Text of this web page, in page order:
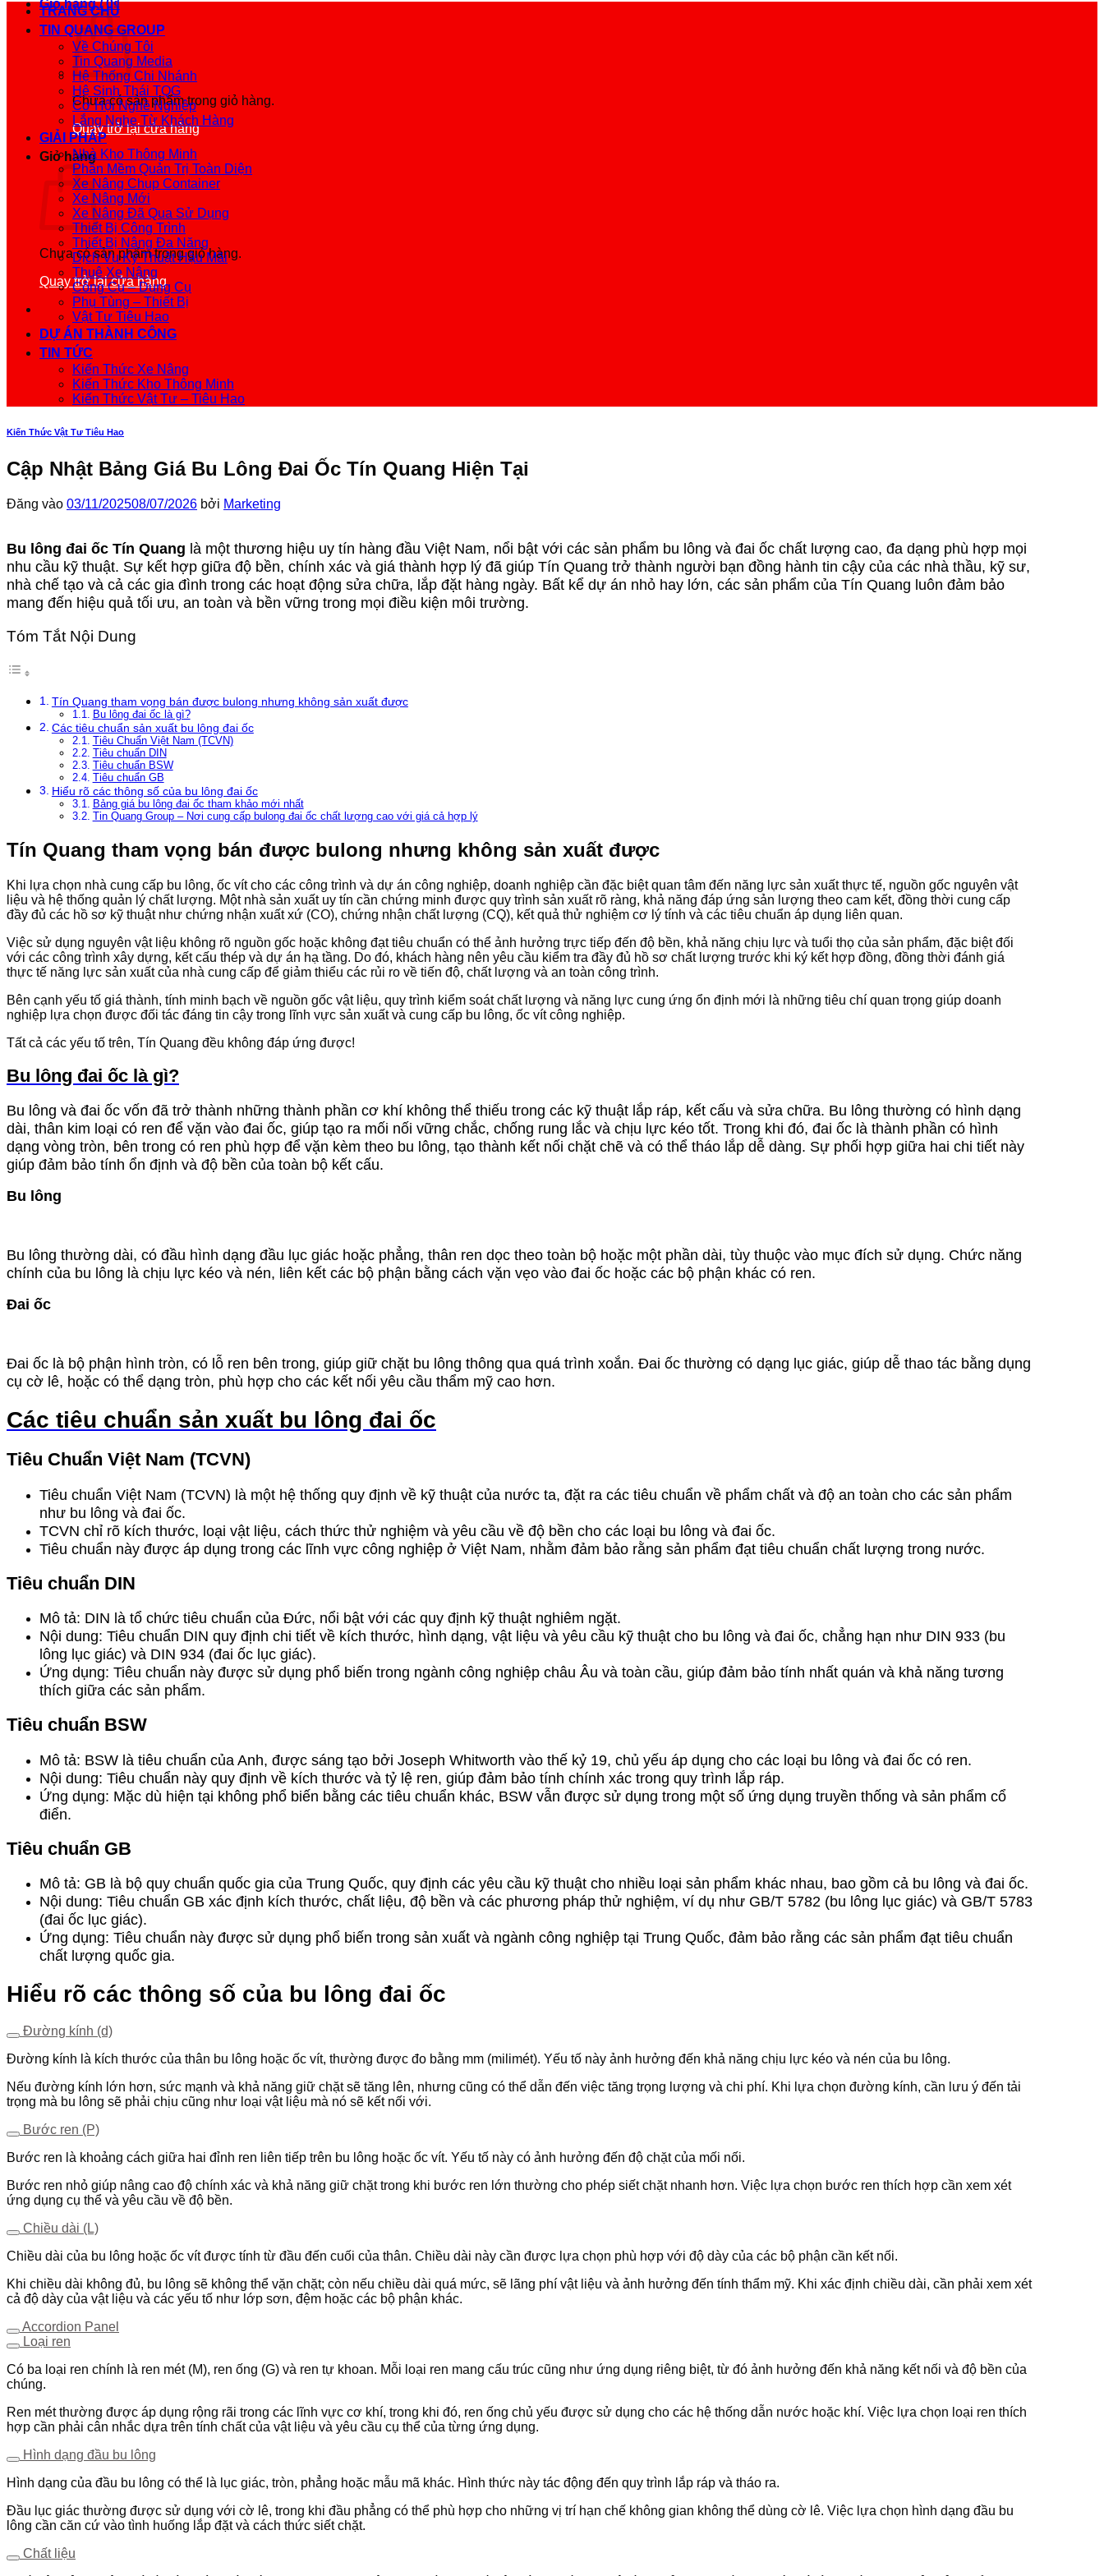
Giỏ hàng /0₫
Chưa có sản phẩm trong giỏ hàng.
Quay trở lại cửa hàng
Giỏ hàng
Chưa có sản phẩm trong giỏ hàng.
Quay trở lại cửa hàng
TRANG CHỦ
TIN QUANG GROUP
Về Chúng Tôi
Tin Quang Media
Hệ Thống Chi Nhánh
Hệ Sinh Thái TQG
Cơ Hội Nghề Nghiệp
Lắng Nghe Từ Khách Hàng
GIẢI PHÁP
Nhà Kho Thông Minh
Phần Mềm Quản Trị Toàn Diện
Xe Nâng Chụp Container
Xe Nâng Mới
Xe Nâng Đã Qua Sử Dụng
Thiết Bị Công Trình
Thiết Bị Nâng Đa Năng
Dịch Vụ Kỹ Thuật Hậu Mãi
Thuê Xe Nâng
Công Cụ – Dụng Cụ
Phụ Tùng – Thiết Bị
Vật Tư Tiêu Hao
DỰ ÁN THÀNH CÔNG
TIN TỨC
Kiến Thức Xe Nâng
Kiến Thức Kho Thông Minh
Kiến Thức Vật Tư – Tiêu Hao
Kiến Thức Vật Tư Tiêu Hao
Cập Nhật Bảng Giá Bu Lông Đai Ốc Tín Quang Hiện Tại
Đăng vào 03/11/202508/07/2026 bởi Marketing
Bu lông đai ốc Tín Quang là một thương hiệu uy tín hàng đầu Việt Nam, nổi bật với các sản phẩm bu lông và đai ốc chất lượng cao, đa dạng phù hợp mọi
nhu cầu kỹ thuật. Sự kết hợp giữa độ bền, chính xác và giá thành hợp lý đã giúp Tín Quang trở thành người bạn đồng hành tin cậy của các nhà thầu, kỹ sư,
nhà chế tạo và cả các gia đình trong các hoạt động sửa chữa, lắp đặt hàng ngày. Bất kể dự án nhỏ hay lớn, các sản phẩm của Tín Quang luôn đảm bảo
mang đến hiệu quả tối ưu, an toàn và bền vững trong mọi điều kiện môi trường.
Tóm Tắt Nội Dung
Tín Quang tham vọng bán được bulong nhưng không sản xuất được
Bu lông đai ốc là gì?
Các tiêu chuẩn sản xuất bu lông đai ốc
Tiêu Chuẩn Việt Nam (TCVN)
Tiêu chuẩn DIN
Tiêu chuẩn BSW
Tiêu chuẩn GB
Hiểu rõ các thông số của bu lông đai ốc
Bảng giá bu lông đai ốc tham khảo mới nhất
Tin Quang Group – Nơi cung cấp bulong đai ốc chất lượng cao với giá cả hợp lý
Tín Quang tham vọng bán được bulong nhưng không sản xuất được
Khi lựa chọn nhà cung cấp bu lông, ốc vít cho các công trình và dự án công nghiệp, doanh nghiệp cần đặc biệt quan tâm đến năng lực sản xuất thực tế, nguồn gốc nguyên vật
liệu và hệ thống quản lý chất lượng. Một nhà sản xuất uy tín cần chứng minh được quy trình sản xuất rõ ràng, khả năng đáp ứng sản lượng theo cam kết, đồng thời cung cấp
đầy đủ các hồ sơ kỹ thuật như chứng nhận xuất xứ (CO), chứng nhận chất lượng (CQ), kết quả thử nghiệm cơ lý tính và các tiêu chuẩn áp dụng liên quan.
Việc sử dụng nguyên vật liệu không rõ nguồn gốc hoặc không đạt tiêu chuẩn có thể ảnh hưởng trực tiếp đến độ bền, khả năng chịu lực và tuổi thọ của sản phẩm, đặc biệt đối
với các công trình xây dựng, kết cấu thép và dự án hạ tầng. Do đó, khách hàng nên yêu cầu kiểm tra đầy đủ hồ sơ chất lượng trước khi ký kết hợp đồng, đồng thời đánh giá
thực tế năng lực sản xuất của nhà cung cấp để giảm thiểu các rủi ro về tiến độ, chất lượng và an toàn công trình.
Bên cạnh yếu tố giá thành, tính minh bạch về nguồn gốc vật liệu, quy trình kiểm soát chất lượng và năng lực cung ứng ổn định mới là những tiêu chí quan trọng giúp doanh
nghiệp lựa chọn được đối tác đáng tin cậy trong lĩnh vực sản xuất và cung cấp bu lông, ốc vít công nghiệp.
Tất cả các yếu tố trên, Tín Quang đều không đáp ứng được!
Bu lông đai ốc là gì?
Bu lông và đai ốc vốn đã trở thành những thành phần cơ khí không thể thiếu trong các kỹ thuật lắp ráp, kết cấu và sửa chữa. Bu lông thường có hình dạng
dài, thân kim loại có ren để vặn vào đai ốc, giúp tạo ra mối nối vững chắc, chống rung lắc và chịu lực kéo tốt. Trong khi đó, đai ốc là thành phần có hình
dạng vòng tròn, bên trong có ren phù hợp để vặn kèm theo bu lông, tạo thành kết nối chặt chẽ và có thể tháo lắp dễ dàng. Sự phối hợp giữa hai chi tiết này
giúp đảm bảo tính ổn định và độ bền của toàn bộ kết cấu.
Bu lông
Bu lông thường dài, có đầu hình dạng đầu lục giác hoặc phẳng, thân ren dọc theo toàn bộ hoặc một phần dài, tùy thuộc vào mục đích sử dụng. Chức năng
chính của bu lông là chịu lực kéo và nén, liên kết các bộ phận bằng cách vặn vẹo vào đai ốc hoặc các bộ phận khác có ren.
Đai ốc
Đai ốc là bộ phận hình tròn, có lỗ ren bên trong, giúp giữ chặt bu lông thông qua quá trình xoắn. Đai ốc thường có dạng lục giác, giúp dễ thao tác bằng dụng
cụ cờ lê, hoặc có thể dạng tròn, phù hợp cho các kết nối yêu cầu thẩm mỹ cao hơn.
Các tiêu chuẩn sản xuất bu lông đai ốc
Tiêu Chuẩn Việt Nam (TCVN)
Tiêu chuẩn Việt Nam (TCVN) là một hệ thống quy định về kỹ thuật của nước ta, đặt ra các tiêu chuẩn về phẩm chất và độ an toàn cho các sản phẩm
như bu lông và đai ốc.
TCVN chỉ rõ kích thước, loại vật liệu, cách thức thử nghiệm và yêu cầu về độ bền cho các loại bu lông và đai ốc.
Tiêu chuẩn này được áp dụng trong các lĩnh vực công nghiệp ở Việt Nam, nhằm đảm bảo rằng sản phẩm đạt tiêu chuẩn chất lượng trong nước.
Tiêu chuẩn DIN
Mô tả: DIN là tổ chức tiêu chuẩn của Đức, nổi bật với các quy định kỹ thuật nghiêm ngặt.
Nội dung: Tiêu chuẩn DIN quy định chi tiết về kích thước, hình dạng, vật liệu và yêu cầu kỹ thuật cho bu lông và đai ốc, chẳng hạn như DIN 933 (bu
lông lục giác) và DIN 934 (đai ốc lục giác).
Ứng dụng: Tiêu chuẩn này được sử dụng phổ biến trong ngành công nghiệp châu Âu và toàn cầu, giúp đảm bảo tính nhất quán và khả năng tương
thích giữa các sản phẩm.
Tiêu chuẩn BSW
Mô tả: BSW là tiêu chuẩn của Anh, được sáng tạo bởi Joseph Whitworth vào thế kỷ 19, chủ yếu áp dụng cho các loại bu lông và đai ốc có ren.
Nội dung: Tiêu chuẩn này quy định về kích thước và tỷ lệ ren, giúp đảm bảo tính chính xác trong quy trình lắp ráp.
Ứng dụng: Mặc dù hiện tại không phổ biến bằng các tiêu chuẩn khác, BSW vẫn được sử dụng trong một số ứng dụng truyền thống và sản phẩm cổ
điển.
Tiêu chuẩn GB
Mô tả: GB là bộ quy chuẩn quốc gia của Trung Quốc, quy định các yêu cầu kỹ thuật cho nhiều loại sản phẩm khác nhau, bao gồm cả bu lông và đai ốc.
Nội dung: Tiêu chuẩn GB xác định kích thước, chất liệu, độ bền và các phương pháp thử nghiệm, ví dụ như GB/T 5782 (bu lông lục giác) và GB/T 5783
(đai ốc lục giác).
Ứng dụng: Tiêu chuẩn này được sử dụng phổ biến trong sản xuất và ngành công nghiệp tại Trung Quốc, đảm bảo rằng các sản phẩm đạt tiêu chuẩn
chất lượng quốc gia.
Hiểu rõ các thông số của bu lông đai ốc
Đường kính (d)
Đường kính là kích thước của thân bu lông hoặc ốc vít, thường được đo bằng mm (milimét). Yếu tố này ảnh hưởng đến khả năng chịu lực kéo và nén của bu lông.
Nếu đường kính lớn hơn, sức mạnh và khả năng giữ chặt sẽ tăng lên, nhưng cũng có thể dẫn đến việc tăng trọng lượng và chi phí. Khi lựa chọn đường kính, cần lưu ý đến tải
trọng mà bu lông sẽ phải chịu cũng như loại vật liệu mà nó sẽ kết nối với.
Bước ren (P)
Bước ren là khoảng cách giữa hai đỉnh ren liên tiếp trên bu lông hoặc ốc vít. Yếu tố này có ảnh hưởng đến độ chặt của mối nối.
Bước ren nhỏ giúp nâng cao độ chính xác và khả năng giữ chặt trong khi bước ren lớn thường cho phép siết chặt nhanh hơn. Việc lựa chọn bước ren thích hợp cần xem xét
ứng dụng cụ thể và yêu cầu về độ bền.
Chiều dài (L)
Chiều dài của bu lông hoặc ốc vít được tính từ đầu đến cuối của thân. Chiều dài này cần được lựa chọn phù hợp với độ dày của các bộ phận cần kết nối.
Khi chiều dài không đủ, bu lông sẽ không thể vặn chặt; còn nếu chiều dài quá mức, sẽ lãng phí vật liệu và ảnh hưởng đến tính thẩm mỹ. Khi xác định chiều dài, cần phải xem xét
cả độ dày của vật liệu và các yếu tố như lớp sơn, đệm hoặc các bộ phận khác.
Accordion Panel
Loại ren
Có ba loại ren chính là ren mét (M), ren ống (G) và ren tự khoan. Mỗi loại ren mang cấu trúc cũng như ứng dụng riêng biệt, từ đó ảnh hưởng đến khả năng kết nối và độ bền của
chúng.
Ren mét thường được áp dụng rộng rãi trong các lĩnh vực cơ khí, trong khi đó, ren ống chủ yếu được sử dụng cho các hệ thống dẫn nước hoặc khí. Việc lựa chọn loại ren thích
hợp cần phải cân nhắc dựa trên tính chất của vật liệu và yêu cầu cụ thể của từng ứng dụng.
Hình dạng đầu bu lông
Hình dạng của đầu bu lông có thể là lục giác, tròn, phẳng hoặc mẫu mã khác. Hình thức này tác động đến quy trình lắp ráp và tháo ra.
Đầu lục giác thường được sử dụng với cờ lê, trong khi đầu phẳng có thể phù hợp cho những vị trí hạn chế không gian không thể dùng cờ lê. Việc lựa chọn hình dạng đầu bu
lông cần căn cứ vào tình huống lắp đặt và cách thức siết chặt.
Chất liệu